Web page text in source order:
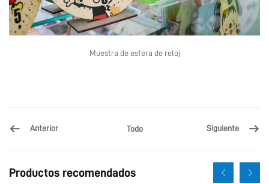
Muestra de esfera de reloj
Anterior Todo Siguiente
Productos recomendados